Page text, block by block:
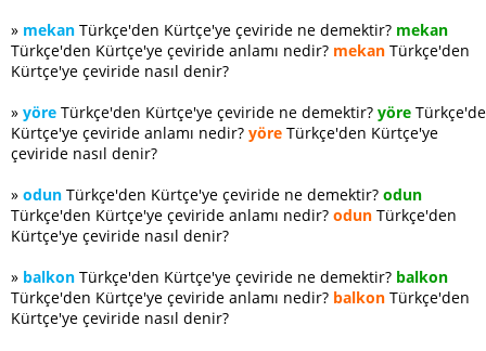
» mekan Türkçe'den Kürtçe'ye çeviride ne demektir? mekan
Türkçe'den Kürtçe'ye çeviride anlamı nedir? mekan Türkçe'den
Kürtçe'ye çeviride nasıl denir?
» yöre Türkçe'den Kürtçe'ye çeviride ne demektir? yöre
Kürtçe'ye çeviride anlamı nedir? yöre Türkçe'den Kürtçe'ye
çeviride nasıl denir?
» odun Türkçe'den Kürtçe'ye çeviride ne demektir? odun
Türkçe'den Kürtçe'ye çeviride anlamı nedir? odun Türkçe'den
Kürtçe'ye çeviride nasıl denir?
» balkon Türkçe'den Kürtçe'ye çeviride ne demektir? balkon
Türkçe'den Kürtçe'ye çeviride anlamı nedir? balkon Türkçe'den
Kürtçe'ye çeviride nasıl denir?